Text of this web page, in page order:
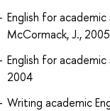
English for
McCormack, J., 2005
English for
2004
Writing academic